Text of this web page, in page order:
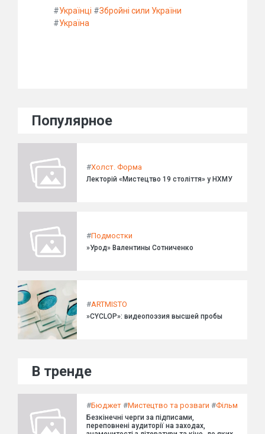
#Українці #Збройні сили України
#Україна
Популярное
#Холст. Форма
Лекторій «Мистецтво 19 століття» у НХМУ
#Подмостки
»Урод» Валентины Сотниченко
#ARTMISTO
»CYCLOP»: видеопоэзия высшей пробы
В тренде
#Бюджет #Мистецтво та розваги #Фільм
Безкінечні черги за підписами,
переповнені аудиторії на заходах,